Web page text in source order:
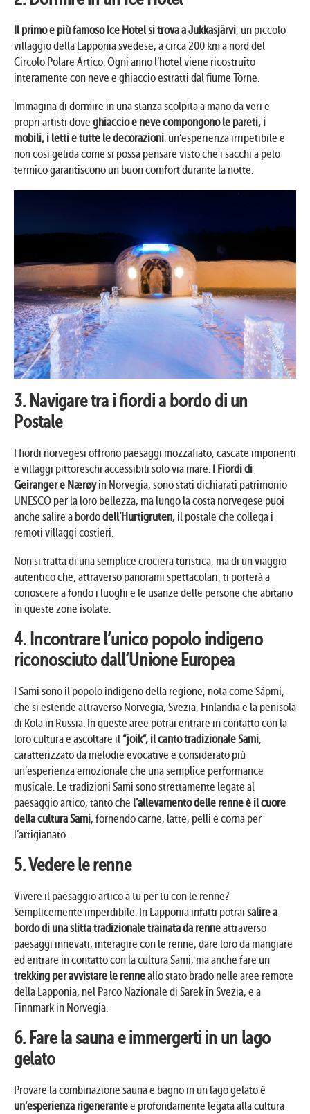
Il primo e più famoso Ice Hotel si trova a Jukkasjärvi, un piccolo
villaggio della Lapponia svedese, a circa 200 km a nord del
Circolo Polare Artico. Ogni anno l’hotel viene ricostruito
interamente con neve e ghiaccio estratti dal fiume Torne.
Immagina di dormire in una stanza scolpita a mano da veri e
propri artisti dove ghiaccio e neve compongono le pareti, i
mobili, i letti e tutte le decorazioni: un’esperienza irripetibile e
non così gelida come si possa pensare visto che i sacchi a pelo
termico garantiscono un buon comfort durante la notte.
3. Navigare tra i fiordi a bordo di un
Postale
I fiordi norvegesi offrono paesaggi mozzafiato, cascate imponenti
e villaggi pittoreschi accessibili solo via mare. I Fiordi di
Geirangere Nærøyin Norvegia, sono stati dichiarati patrimonio
UNESCO per la loro bellezza, ma lungo la costa norvegese puoi
anche salire a bordodell’Hurtigruten, il postale che collega i
remoti villaggi costieri.
Non si tratta di una semplice crociera turistica, ma di un viaggio
autentico che, attraverso panorami spettacolari, ti porterà a
conoscere a fondo i luoghi e le usanze delle persone che abitano
in queste zone isolate.
4. Incontrare l’unico popolo indigeno
riconosciuto dall’Unione Europea
I Sami sono il popolo indigeno della regione, nota come Sápmi,
che si estende attraverso Norvegia, Svezia, Finlandia e la penisola
di Kola in Russia. In queste aree potrai entrare in contatto con la
loro cultura e ascoltare il“joik”, il canto tradizionale Sami,
caratterizzato da melodie evocative e considerato più
un’esperienza emozionale che una semplice performance
musicale. Le tradizioni Sami sono strettamente legate al
paesaggio artico, tanto che l’allevamento delle renne è il cuore
della cultura Sami, fornendo carne, latte, pelli e corna per
l’artigianato.
5. Vedere le renne
Vivere il paesaggio artico a tu per tu con le renne?
Semplicemente imperdibile. In Lapponia infatti potrai salire a
bordo di una slitta tradizionale trainata da renneattraverso
paesaggi innevati, interagire con le renne, dare loro da mangiare
ed entrare in contatto con la cultura Sami, ma anche fare un
trekking per avvistare le renneallo stato brado nelle aree remote
della Lapponia, nel Parco Nazionale di Sarek in Svezia, e a
Finnmark in Norvegia.
6. Fare la sauna e immergerti in un lago
gelato
Provare la combinazione sauna e bagno in un lago gelato è
un’esperienza rigenerantee profondamente legata alla cultura